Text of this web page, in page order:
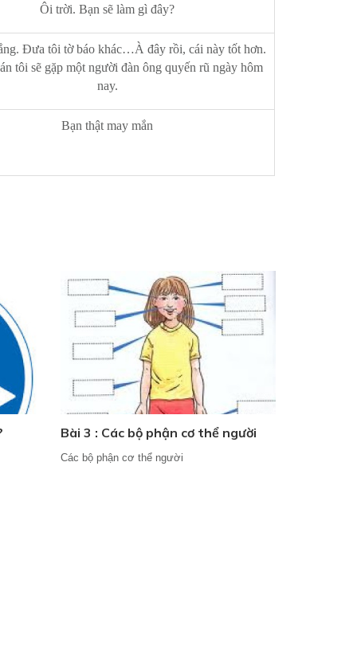
Ôi trời. Bạn sẽ làm gì đây?
Đưa tôi tờ báo khác…À đây rồi, cái này tốt hơn.
tôi sẽ gặp một người đàn ông quyến rũ ngày hôm
nay.
Bạn thật may mắn
Bài 3 : Các bộ phận cơ thể người
Các bộ phận cơ thể người